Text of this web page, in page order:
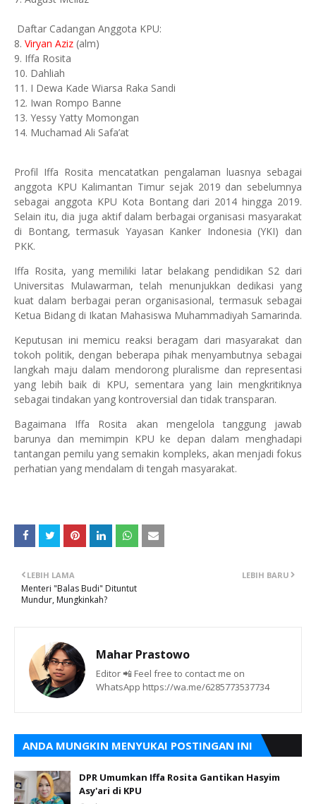
Daftar Cadangan Anggota KPU:
8. Viryan Aziz (alm)
9. Iffa Rosita
10. Dahliah
11. I Dewa Kade Wiarsa Raka Sandi
12. Iwan Rompo Banne
13. Yessy Yatty Momongan
14. Muchamad Ali Safa’at
Profil Iffa Rosita mencatatkan pengalaman luasnya sebagai
anggota KPU Kalimantan Timur sejak 2019 dan sebelumnya
sebagai anggota KPU Kota Bontang dari 2014 hingga 2019.
Selain itu, dia juga aktif dalam berbagai organisasi masyarakat
di Bontang, termasuk Yayasan Kanker Indonesia (YKI) dan
PKK.
Iffa Rosita, yang memiliki latar belakang pendidikan S2 dari
Universitas Mulawarman, telah menunjukkan dedikasi yang
kuat dalam berbagai peran organisasional, termasuk sebagai
Ketua Bidang di Ikatan Mahasiswa Muhammadiyah Samarinda.
Keputusan ini memicu reaksi beragam dari masyarakat dan
tokoh politik, dengan beberapa pihak menyambutnya sebagai
langkah maju dalam mendorong pluralisme dan representasi
yang lebih baik di KPU, sementara yang lain mengkritiknya
sebagai tindakan yang kontroversial dan tidak transparan.
Bagaimana Iffa Rosita akan mengelola tanggung jawab
barunya dan memimpin KPU ke depan dalam menghadapi
tantangan pemilu yang semakin kompleks, akan menjadi fokus
perhatian yang mendalam di tengah masyarakat.
LEBIH BARU
LEBIH LAMA
Menteri "Balas Budi" Dituntut
Mundur, Mungkinkah?
Mahar Prastowo
Editor 📲 Feel free to contact me on
WhatsApp https://wa.me/6285773537734
ANDA MUNGKIN MENYUKAI POSTINGAN INI
DPR Umumkan Iffa Rosita Gantikan Hasyim
Asy'ari di KPU